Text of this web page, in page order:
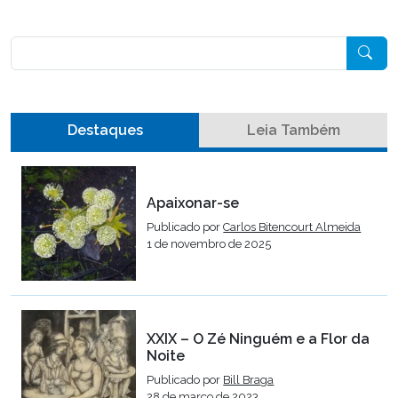
Destaques Leia Também
Apaixonar-se
Publicado porCarlos Bitencourt Almeida
1 de novembro de 2025
XXIX – O Zé Ninguém e a Flor da
Noite
Publicado por Bill Braga